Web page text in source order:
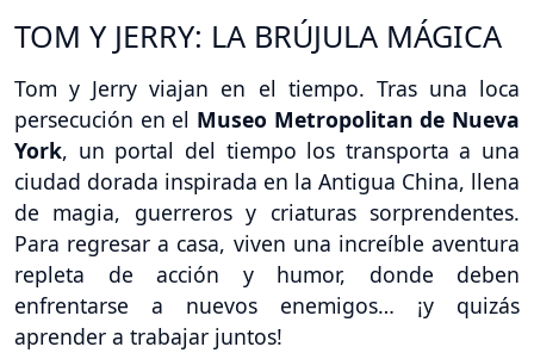
TOM Y JERRY: LA BRÚJULA MÁGICA
Tom y Jerry viajan en el tiempo. Tras una loca
persecución en el Museo Metropolitan de Nueva
York, un portal del tiempo los transporta a una
ciudad dorada inspirada en la Antigua China, llena
de magia, guerreros y criaturas sorprendentes.
Para regresar a casa, viven una increíble aventura
repleta de acción y humor, donde deben
enfrentarse a nuevos enemigos… ¡y quizás
aprender a trabajar juntos!